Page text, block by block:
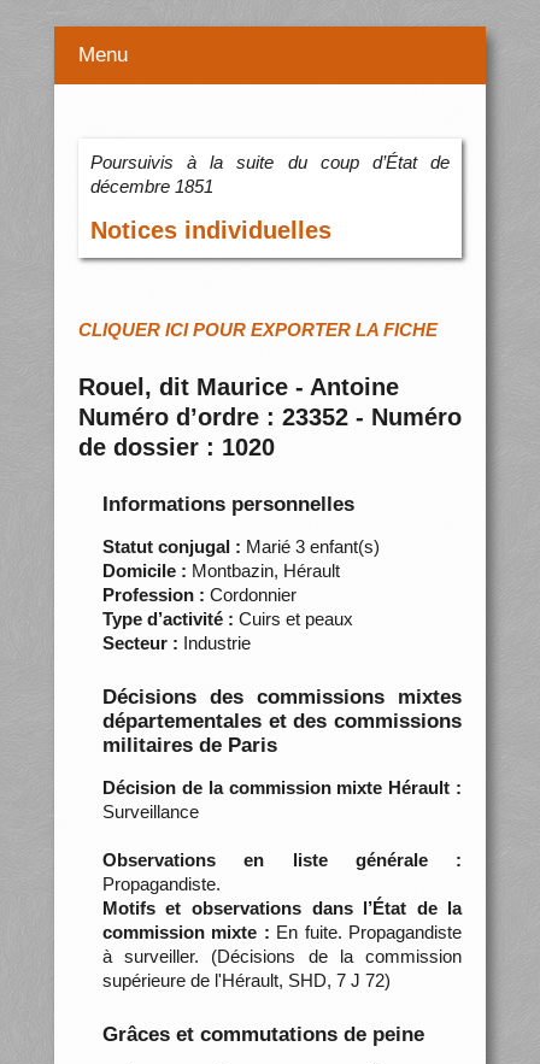
Menu
Poursuivis à la suite du coup d’État de
décembre 1851
Notices individuelles
CLIQUER ICI POUR EXPORTER LA FICHE
Rouel, dit Maurice - Antoine
Numéro d’ordre : 23352 - Numéro
de dossier : 1020
Informations personnelles
Statut conjugal : Marié 3 enfant(s)
Domicile : Montbazin, Hérault
Profession : Cordonnier
Type d’activité : Cuirs et peaux
Secteur : Industrie
Décisions des commissions mixtes
départementales et des commissions
militaires de Paris
Décision de la commission mixte Hérault :
Surveillance
Observations en liste générale :
Propagandiste.
Motifs et observations dans l’État de la
commission mixte : En fuite. Propagandiste
à surveiller. (Décisions de la commission
supérieure de l'Hérault, SHD, 7 J 72)
Grâces et commutations de peine